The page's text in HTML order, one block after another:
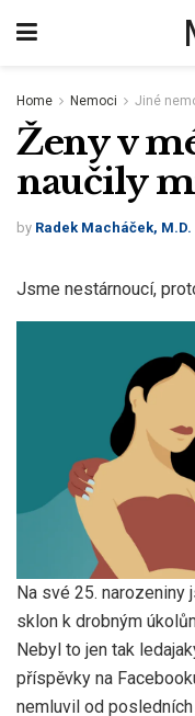
Home Nemoci Jiné
Ženy v
naučily
by Radek Macháček, M.D.
Jsme nestárnoucí,
Na své 25. narozeniny
sklon k drobným
Nebyl to jen tak
příspěvky na
nemluvil od